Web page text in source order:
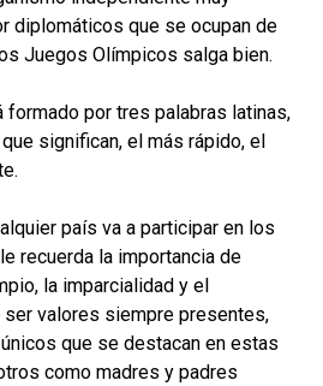
diplomáticos que se ocupan de
Juegos Olímpicos salga bien.
formado por tres palabras latinas,
significan, el más rápido, el
país va a participar en los
recuerda la importancia de
la imparcialidad y el
ser valores siempre presentes,
que se destacan en estas
como madres y padres